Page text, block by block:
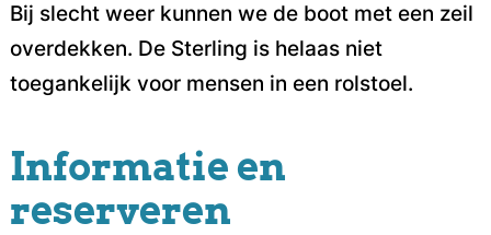
Bij slecht weer kunnen we de boot met een zeil
overdekken. De Sterling is helaas niet
toegankelijk voor mensen in een rolstoel.
Informatie en
reserveren